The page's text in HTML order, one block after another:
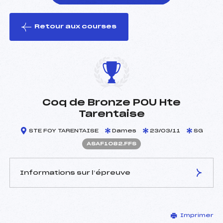
le ski
Retour aux courses
Coq de Bronze POU Hte
Tarentaise
STE FOY TARENTAISE Dames 23/03/11 SG
ASAF1082.FFS
Informations sur l’épreuve
GAIDET THIBAULT (SA)
Imprimer